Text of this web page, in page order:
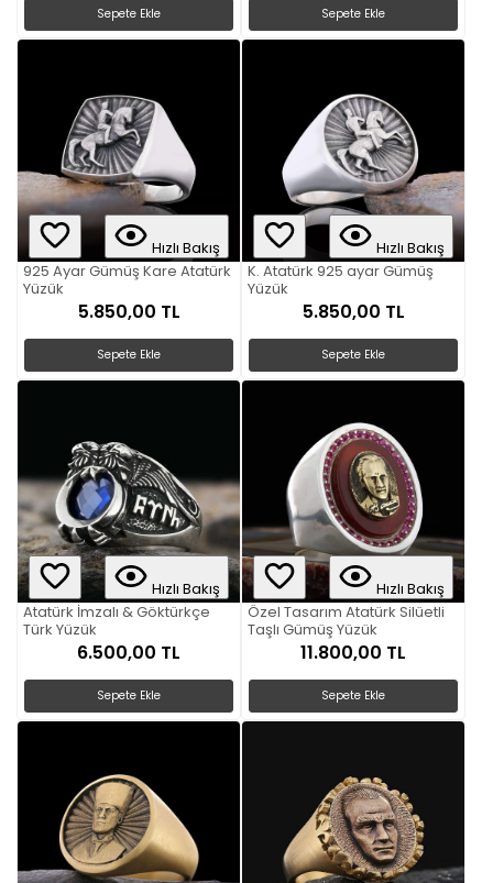
Sepete Ekle Sepete Ekle
Hızlı Bakış
925 Ayar Gümüş Kare Atatürk
Yüzük
5.850,00 TL
Sepete Ekle
Hızlı Bakış
K. Atatürk 925 ayar Gümüş
Yüzük
5.850,00 TL
Sepete Ekle
Hızlı Bakış
Atatürk İmzalı & Göktürkçe
Türk Yüzük
6.500,00 TL
Sepete Ekle
Hızlı Bakış
Özel Tasarım Atatürk Silüetli
Taşlı Gümüş Yüzük
11.800,00 TL
Sepete Ekle